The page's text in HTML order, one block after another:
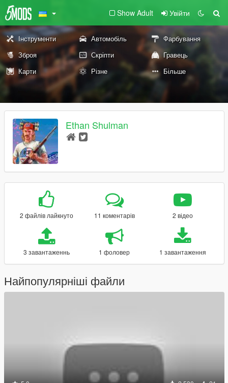
Show Adult Увійти
Інструменти Автомобіль
Фарбування
Зброя
Скріпти
Гравець
Карти
Різне Більше
Ethan Shulman
2 файлів лайкнуто 11 коментарів 2 відео
3 завантаженнь 1 фоловер 1 завантаження
Найпопулярніші файли